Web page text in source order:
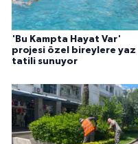
'Bu Kampta Hayat Var'
projesi özel bireylere yaz
tatili sunuyor